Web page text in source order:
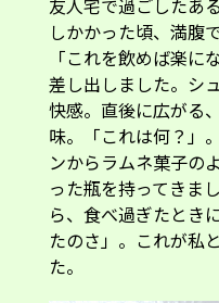
しかかった頃、満腹
「これを飲めば楽に
差し出しました。シ
快感。直後に広がる
味。「これは何？」
ンからラムネ菓子の
った瓶を持ってきま
ら、食べ過ぎたとき
たのさ」。これが私
た。